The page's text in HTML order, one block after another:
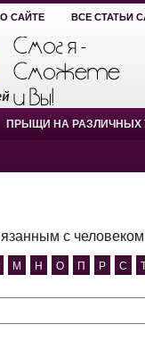
О САЙТЕ ВСЕ СТАТЬИ
ПРЫЩИ НА РАЗЛИЧНЫХ
с человеком
М Н О П Р С